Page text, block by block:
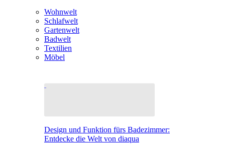
Wohnwelt
Schlafwelt
Gartenwelt
Badwelt
Textilien
Möbel
Design und Funktion fürs Badezimmer:
Entdecke die Welt von diaqua